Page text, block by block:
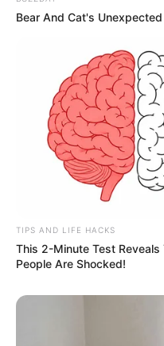
Bear And Cat's
TIPS AND LIFE HACKS
This 2-Minute Test
People Are Shocked!